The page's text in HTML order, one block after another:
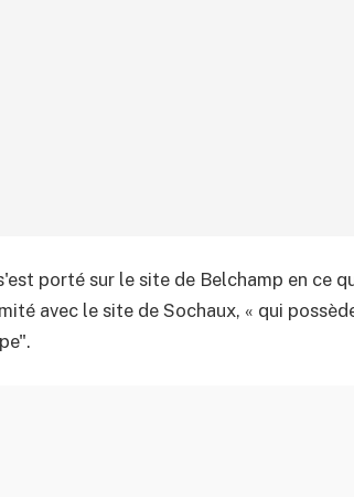
porté sur le site de Belchamp en ce
avec le site de Sochaux, « qui